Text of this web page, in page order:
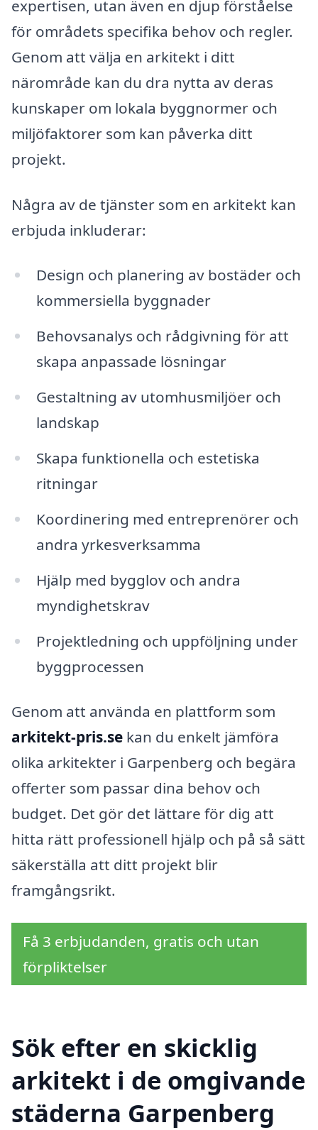
expertisen, utan även en djup förståelse
för områdets specifika behov och regler.
Genom att välja en arkitekt i ditt
närområde kan du dra nytta av deras
kunskaper om lokala byggnormer och
miljöfaktorer som kan påverka ditt
projekt.
Några av de tjänster som en arkitekt kan
erbjuda inkluderar:
Design och planering av bostäder och
kommersiella byggnader
Behovsanalys och rådgivning för att
skapa anpassade lösningar
Gestaltning av utomhusmiljöer och
landskap
Skapa funktionella och estetiska
ritningar
Koordinering med entreprenörer och
andra yrkesverksamma
Hjälp med bygglov och andra
myndighetskrav
Projektledning och uppföljning under
byggprocessen
Genom att använda en plattform som
arkitekt-pris.se kan du enkelt jämföra
olika arkitekter i Garpenberg och begära
offerter som passar dina behov och
budget. Det gör det lättare för dig att
hitta rätt professionell hjälp och på så sätt
säkerställa att ditt projekt blir
framgångsrikt.
Få 3 erbjudanden, gratis och utan
förpliktelser
Sök efter en skicklig
arkitekt i de omgivande
städerna Garpenberg